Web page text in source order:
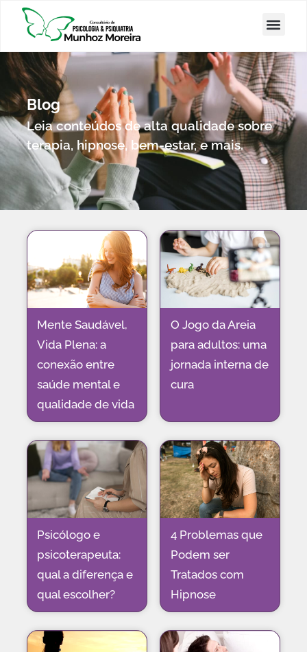
Blog
Leia conteúdos de alta qualidade sobre
terapia, hipnose, bem-estar, e mais.
Mente Saudável,
Vida Plena: a
conexão entre
saúde mental e
qualidade de vida
O Jogo da Areia
para adultos: uma
jornada interna de
cura
Psicólogo e
psicoterapeuta:
qual a diferença e
qual escolher?
4 Problemas que
Podem ser
Tratados com
Hipnose